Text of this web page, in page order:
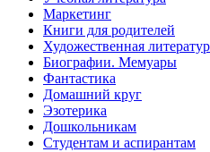
Маркетинг
Книги для родителей
Художественная
Биографии. Мемуары
Фантастика
Домашний круг
Эзотерика
Дошкольникам
Студентам и аспирантам